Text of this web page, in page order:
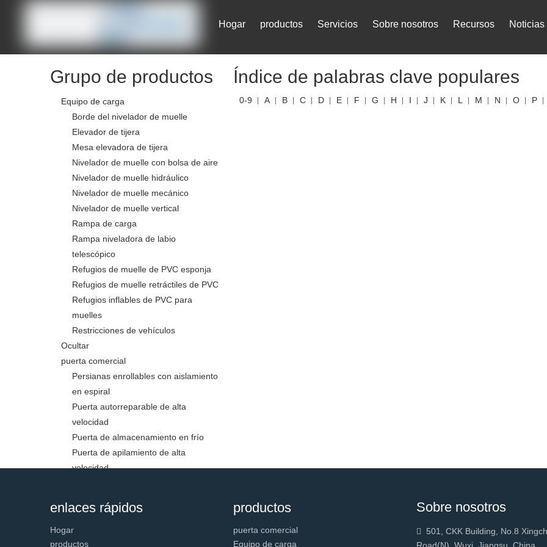
Hogar productos Servicios Sobre nosotros Recursos Noticias
Grupo de productos
Equipo de carga
Borde del nivelador de muelle
Elevador de tijera
Mesa elevadora de tijera
Nivelador de muelle con bolsa de aire
Nivelador de muelle hidráulico
Nivelador de muelle mecánico
Nivelador de muelle vertical
Rampa de carga
Rampa niveladora de labio
telescópico
Refugios de muelle de PVC esponja
Refugios de muelle retráctiles de PVC
Refugios inflables de PVC para
muelles
Restricciones de vehículos
Ocultar
puerta comercial
Persianas enrollables con aislamiento
en espiral
Puerta autorreparable de alta
velocidad
Puerta de almacenamiento en frío
Puerta de apilamiento de alta
velocidad
Puerta espiral de aluminio de alta
velocidad
Puerta Industrial Seccional
Índice de palabras clave populares
0-9 A B C D E F G H I J K L M N O P
enlaces rápidos
Hogar
productos
productos
puerta comercial
Equipo de carga
Sobre nosotros
 501, CKK Building, No.8